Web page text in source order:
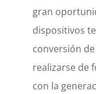
gran
dispositivos
conversión
realizarse de
con la